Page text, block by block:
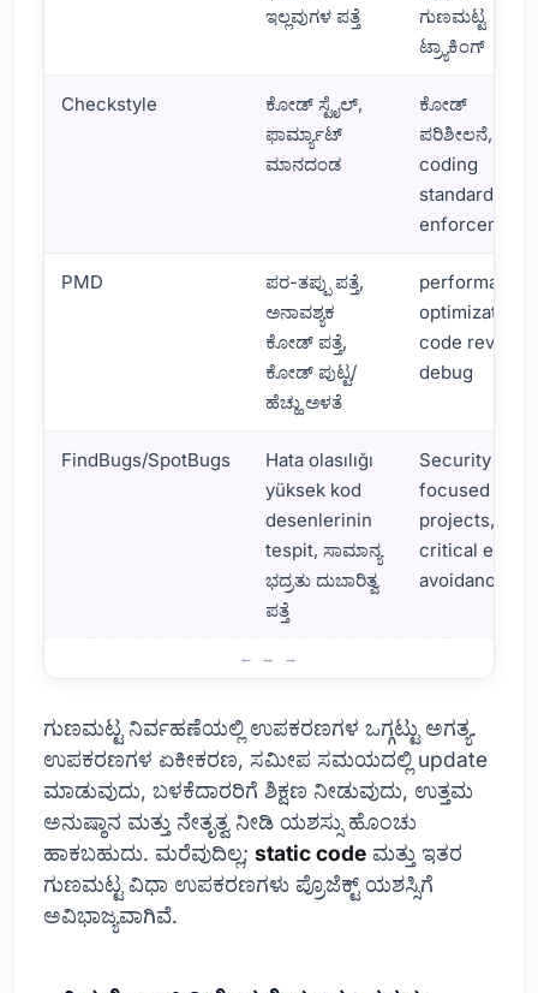
ಇಲ್ಲವುಗಳ ಪತ್ತೆ
ಗುಣಮಟ್ಟ
ಟ್ರ್ಯಾಕಿಂಗ್
Checkstyle
ಕೋಡ್ ಸ್ಟೈಲ್,
ಫಾರ್ಮ್ಯಾಟ್
ಮಾನದಂಡ
ಕೋಡ್
ಪರಿಶೀಲನೆ,
coding
standard
enforcement
PMD
ಪರ-ತಪ್ಪು ಪತ್ತೆ,
ಅನಾವಶ್ಯಕ
ಕೋಡ್ ಪತ್ತೆ,
ಕೋಡ್ ಪುಟ್ಟ/
ಹೆಚ್ಹು ಅಳತೆ
performace
optimization,
code review,
debug
FindBugs/SpotBugs
Hata olasılığı
yüksek kod
desenlerinin
tespit, ಸಾಮಾನ್ಯ
ಭದ್ರತು ದುಬಾರಿತ್ವ
ಪತ್ತೆ
Security
focused
projects,
critical error
avoidance
ಗುಣಮಟ್ಟ ನಿರ್ವಹಣೆಯಲ್ಲಿ ಉಪಕರಣಗಳ ಒಗ್ಗಟ್ಟು ಅಗತ್ಯ.
ಉಪಕರಣಗಳ ಏಕೀಕರಣ, ಸಮೀಪ ಸಮಯದಲ್ಲಿ update
ಮಾಡುವುದು, ಬಳಕೆದಾರರಿಗೆ ಶಿಕ್ಷಣ ನೀಡುವುದು, ಉತ್ತಮ
ಅನುಷ್ಠಾನ ಮತ್ತು ನೇತೃತ್ವ ನೀಡಿ ಯಶಸ್ಸು ಹೊಂಚು
ಹಾಕಬಹುದು. ಮರೆವುದಿಲ್ಲ; static code ಮತ್ತು ಇತರ
ಗುಣಮಟ್ಟ ವಿಧಾ ಉಪಕರಣಗಳು ಪ್ರೊಜೆಕ್ಟ್ ಯಶಸ್ಸಿಗೆ
ಅವಿಭಾಜ್ಯವಾಗಿವೆ.